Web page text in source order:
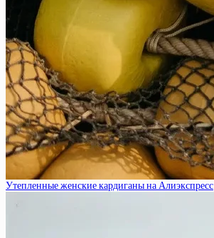
Утепленные женские кардиганы на Алиэкспресс